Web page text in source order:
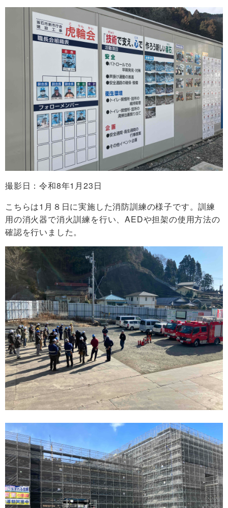
撮影日：令和8年1月23日
こちらは1月８日に実施した消防訓練の様子です。訓練
用の消火器で消火訓練を行い、AEDや担架の使用方法の
確認を行いました。